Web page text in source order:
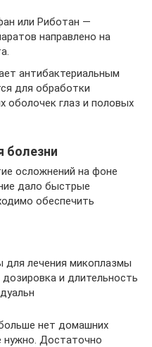
или Риботан —
направлено на
антибактериальным
для обработки
оболочек глаз и половых
болезни
осложнений на фоне
дало быстрые
обеспечить
для лечения микоплазмы
и длительность
нет домашних
нужно. Достаточно